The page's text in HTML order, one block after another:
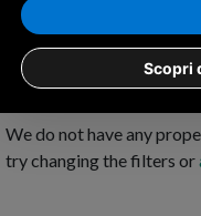
We do not have any
try changing the filters or
Scopri